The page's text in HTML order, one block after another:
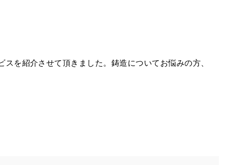
を紹介させて頂きました。鋳造についてお悩みの方、